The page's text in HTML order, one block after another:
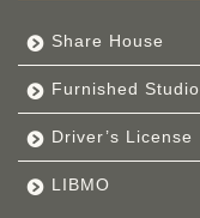
Share House
Furnished Studio
Driver’s License
LIBMO